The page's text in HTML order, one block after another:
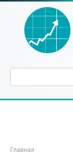
Перейти
контенту
Поиск:
Главная